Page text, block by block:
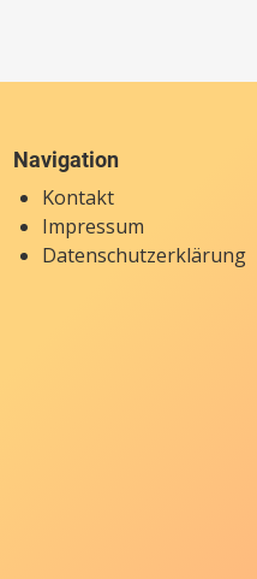
Navigation
Kontakt
Impressum
Datenschutzerklärung